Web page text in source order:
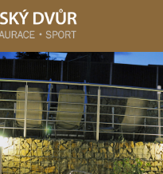
- Gastro & relax komplex v